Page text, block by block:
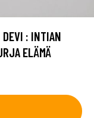
DEVI : INTIAN
ELÄMÄ